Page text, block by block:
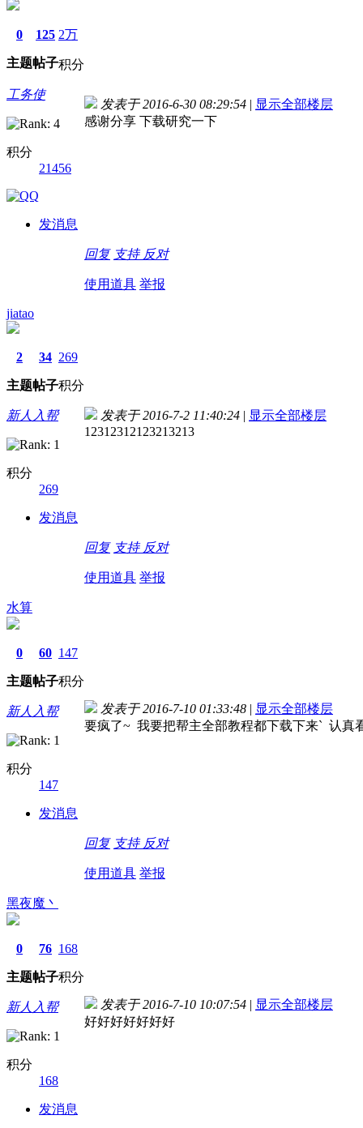
0
主题
125
帖子
2万
积分
工务使
积分
21456
发消息
发表于 2016-6-30 08:29:54 | 显示全部楼层
感谢分享 下载研究一下
回复 支持 反对
使用道具 举报
jiatao
2
主题
34
帖子
269
积分
新人入帮
积分
269
发消息
发表于 2016-7-2 11:40:24 | 显示全部楼层
12312312123213213
回复 支持 反对
使用道具 举报
水算
0
主题
60
帖子
147
积分
新人入帮
积分
147
发消息
发表于 2016-7-10 01:33:48 | 显示全部楼层
要疯了~ 我要把帮主全部教程都下载下来` 认真
回复 支持 反对
使用道具 举报
黑夜魔丶
0
主题
76
帖子
168
积分
新人入帮
积分
168
发消息
发表于 2016-7-10 10:07:54 | 显示全部楼层
好好好好好好好